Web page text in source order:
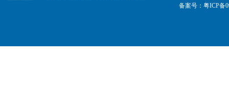
备案号： 粤ICP备